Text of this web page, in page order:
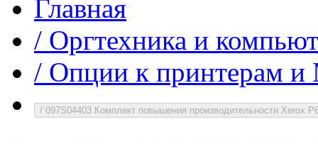
Главная
/ Оргтехника и
/ Опции к принтерам
/ 097S04403 Комплект повышения производительности Xerox